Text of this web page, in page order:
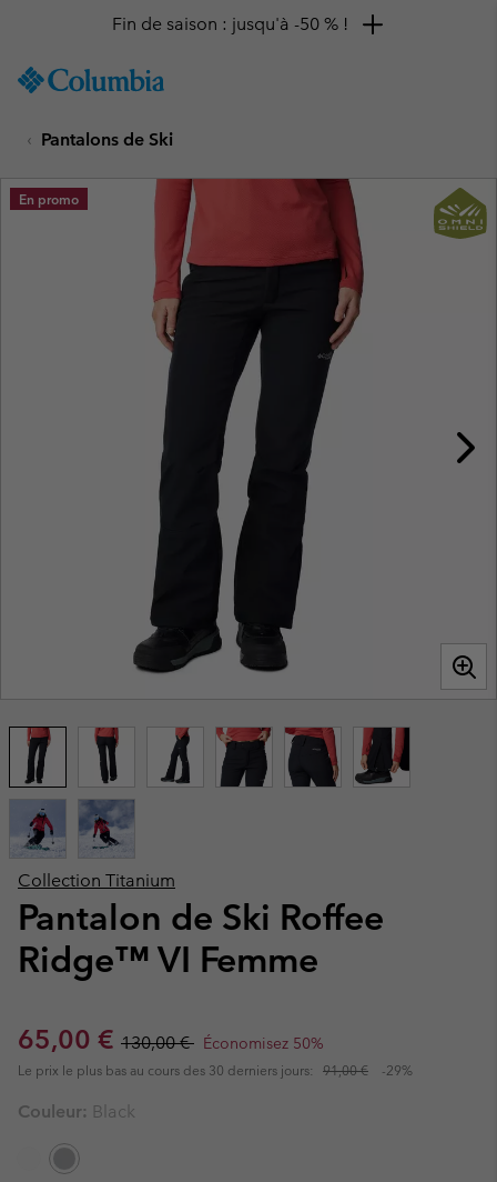
TO
SKIP
MAIN
NAV
Fin de saison : jusqu'à -50 % !
Pantalons de Ski
Collection Titanium
Pantalon de Ski Roffee
Ridge™ VI Femme
Sale price:
65,00 € Regular price:
130,00 € Économisez 50%
Le prix le plus bas au cours des 30 derniers jours: 91,00 € -29%
En promo
Couleur: Black